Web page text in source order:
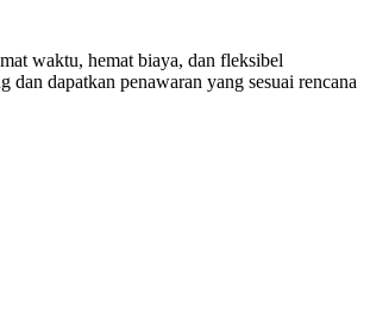
waktu, hemat biaya, dan fleksibel
dapatkan penawaran yang sesuai rencana